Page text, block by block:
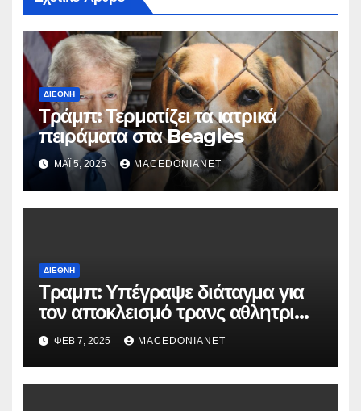
ΔΙΕΘΝΉ
Τράμπ: Τερματίζει τα ιατρικά
πειράματα στα Beagles
ΜΆΙ 5, 2025 MACEDONIANET
ΔΙΕΘΝΉ
Τραμπ: Υπέγραψε διάταγμα για
τον αποκλεισμό τρανς αθλητριών
από γυναικείες διοργανώσεις
ΦΕΒ 7, 2025 MACEDONIANET